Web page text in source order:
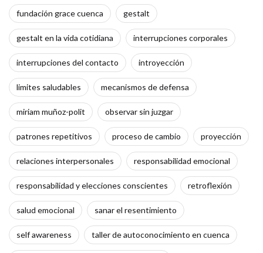
fundación grace cuenca gestalt
gestalt en la vida cotidiana interrupciones corporales
interrupciones del contacto introyección
limites saludables mecanismos de defensa
miriam muñoz-polit observar sin juzgar
patrones repetitivos proceso de cambio proyección
relaciones interpersonales responsabilidad emocional
responsabilidad y elecciones conscientes retroflexión
salud emocional sanar el resentimiento
self awareness taller de autoconocimiento en cuenca